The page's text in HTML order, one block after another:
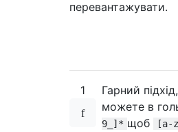
перевантажувати.
1
Гарний
можете в
9_]* щоб [a-